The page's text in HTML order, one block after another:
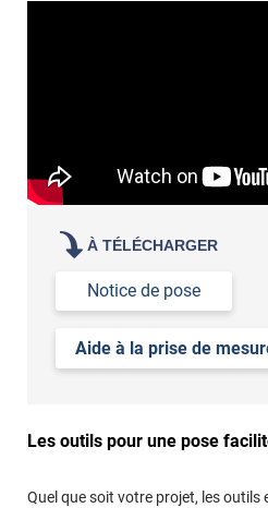
À TÉLÉCHARGER
Notice de pose
Aide à la prise de
Les outils pour une pose
Quel que soit votre projet, les outils